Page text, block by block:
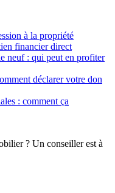
à la propriété
financier direct
neuf : qui peut en profiter
déclarer votre don
: comment ça
? Un conseiller est à